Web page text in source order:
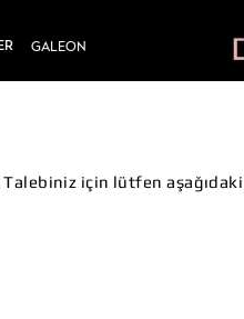
GALEON
için lütfen